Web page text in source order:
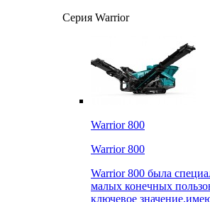
Серия Warrior
Warrior 800
Warrior 800
Warrior 800 была
малых конечных
ключевое